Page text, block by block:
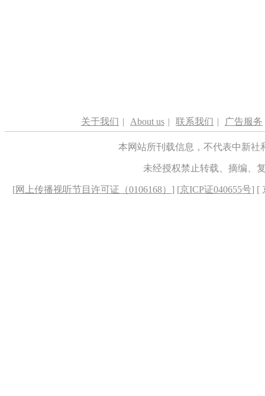
关于我们 | About us | 联系我们 | 广告服务
本网站所刊载信息，不代表中新
未经授权禁止转载、摘编、
[网上传播视听节目许可证（0106168） ] [京ICP证040655号] [